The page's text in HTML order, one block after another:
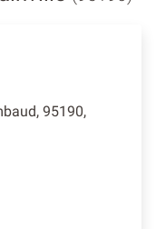
95190,